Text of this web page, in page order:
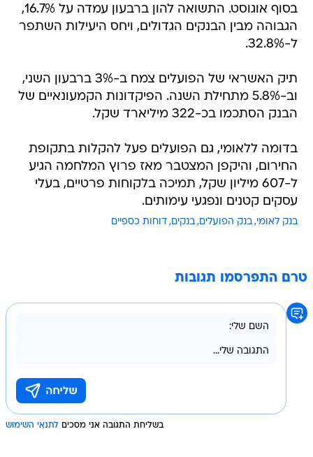
בסוף אוגוסט. התשואה להון ברבעון עמדה על 16.7%,
הגבוהה מבין הבנקים הגדולים, ויחס היעילות השתפר
ל-32.8%.
תיק האשראי של הפועלים צמח ב-3% ברבעון השני,
וב-5.8% מתחילת השנה. הפיקדונות הקמעונאיים של
הבנק הסתכמו בכ-322 מיליארד שקל.
בדומה ללאומי, גם הפועלים פעל להקלות בתקופת
החירום, והיקפן המצטבר מאז פרוץ המלחמה הגיע
ל-607 מיליון שקל, תמיכה בלקוחות פרטיים, בעלי
עסקים קטנים ונפגעי עימותים.
בנק לאומי בנק הפועלים בנקים דוחות כספיים
טרם התפרסמו תגובות
בשליחת התגובה אני מסכים לתנאי השימוש